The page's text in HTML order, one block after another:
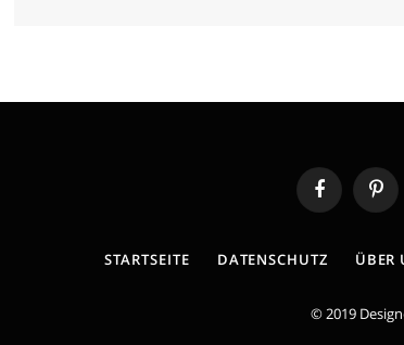
Facebook
STARTSEITE DATENSCHUTZ ÜBER
© 2019